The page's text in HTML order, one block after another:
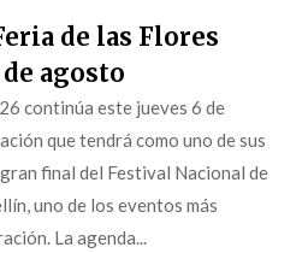
de las Flores
agosto
continúa este jueves 6 de
que tendrá como uno de sus
final del Festival Nacional de
uno de los eventos más
La agenda...